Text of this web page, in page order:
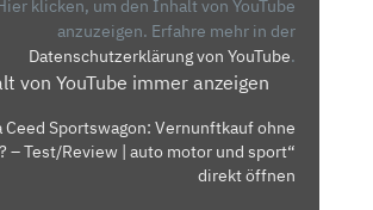
klicken, um den Inhalt von YouTube
anzuzeigen. Erfahre mehr in der
Datenschutzerklärung von YouTube.
von YouTube immer anzeigen
Ceed Sportswagon: Vernunftkauf ohne
– Test/Review | auto motor und sport“
direkt öffnen